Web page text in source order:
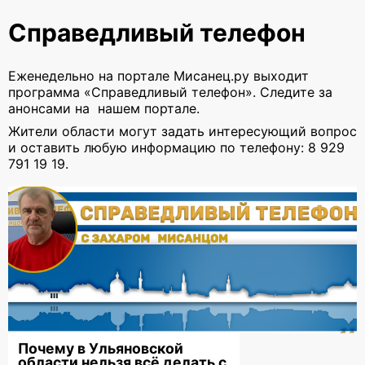
12:10 В Ульяновске Renault сбил 10-
летнего велосипедиста: ребёнка
12:05 В Карсуне подросток за рулём
ВАЗа устроил ДТП на перекрёстке
11:55 В центре Ульяновска «Лада
Гранта» сбила мужчину, перебегавшего
11:53 Поезд смял внедорожник:
подробности ДТП под Ульяновском, где
погибли два человека
11:00
Жара вернётся, но выходные
зальёт: какой будет погода в
Ульяновской области с 3 по 9 августа
10:46 Эколога оштрафовали за горы
мусора у контейнерных площадок в
Справедливый телефон
Еженедельно на портале Мисанец.ру выходит
программа «Справедливый телефон». Следите за
анонсами на нашем портале.
Жители области могут задать интересующий вопрос
и оставить любую информацию по телефону: 8 929
791 19 19.
Почему в Ульяновской